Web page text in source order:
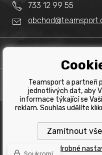
Obchodní podmínky
Splátkový prodej
Reklamace
Tabulka velikostí kol
Tabulka velikostí
PRODEJNA
Team Sport - Tomáš
Dlouhá 1228/44C
Havířov
733 12 99 55
Copyright © 2019
Teamsport a partneři
jednotlivých dat, aby
informace týkající se
reklam. Souhlas udělíte
Zamítnout vše
Podrobné
Soukromí